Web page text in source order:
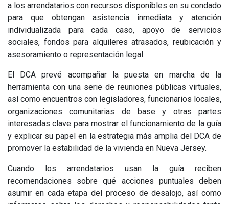
a los arrendatarios con recursos disponibles en su condado
para que obtengan asistencia inmediata y atención
individualizada para cada caso, apoyo de servicios
sociales, fondos para alquileres atrasados, reubicación y
asesoramiento o representación legal.
El DCA prevé acompañar la puesta en marcha de la
herramienta con una serie de reuniones públicas virtuales,
así como encuentros con legisladores, funcionarios locales,
organizaciones comunitarias de base y otras partes
interesadas clave para mostrar el funcionamiento de la guía
y explicar su papel en la estrategia más amplia del DCA de
promover la estabilidad de la vivienda en Nueva Jersey.
Cuando los arrendatarios usan la guía reciben
recomendaciones sobre qué acciones puntuales deben
asumir en cada etapa del proceso de desalojo, así como